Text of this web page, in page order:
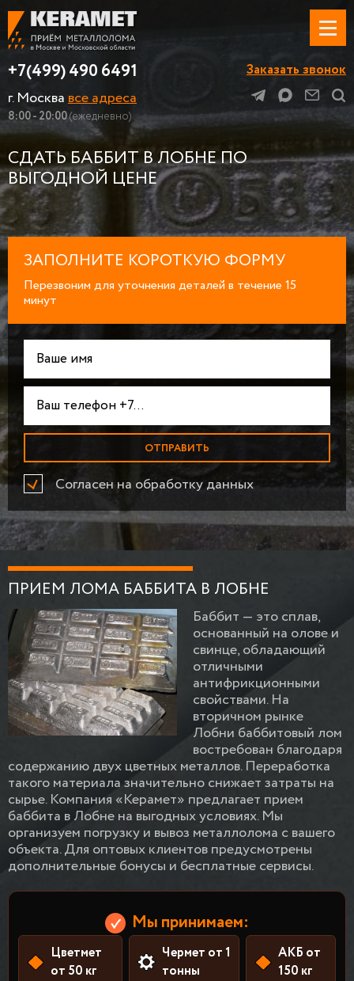
+7(499) 490 6491
г. Москвавсе адреса
8:00 - 20:00(ежедневно)
Заказать звонок
СДАТЬ БАББИТ В ЛОБНЕ ПО
ВЫГОДНОЙ ЦЕНЕ
ЗАПОЛНИТЕ КОРОТКУЮ ФОРМУ
Перезвоним для уточнения деталей в течение 15
минут
Согласен на обработку данных
ПРИЕМ ЛОМА БАББИТА В ЛОБНЕ
Баббит — это сплав,
основанный на олове и
свинце, обладающий
отличными
антифрикционными
свойствами. На
вторичном рынке
Лобни баббитовый лом
востребован благодаря
содержанию двух цветных металлов. Переработка
такого материала значительно снижает затраты на
сырье. Компания «Керамет» предлагает прием
баббита в Лобне на выгодных условиях. Мы
организуем погрузку и вывоз металлолома с вашего
объекта. Для оптовых клиентов предусмотрены
дополнительные бонусы и бесплатные сервисы.
Мы принимаем:
Цветмет
от 50 кг
Чермет от 1
тонны
АКБ от
150 кг